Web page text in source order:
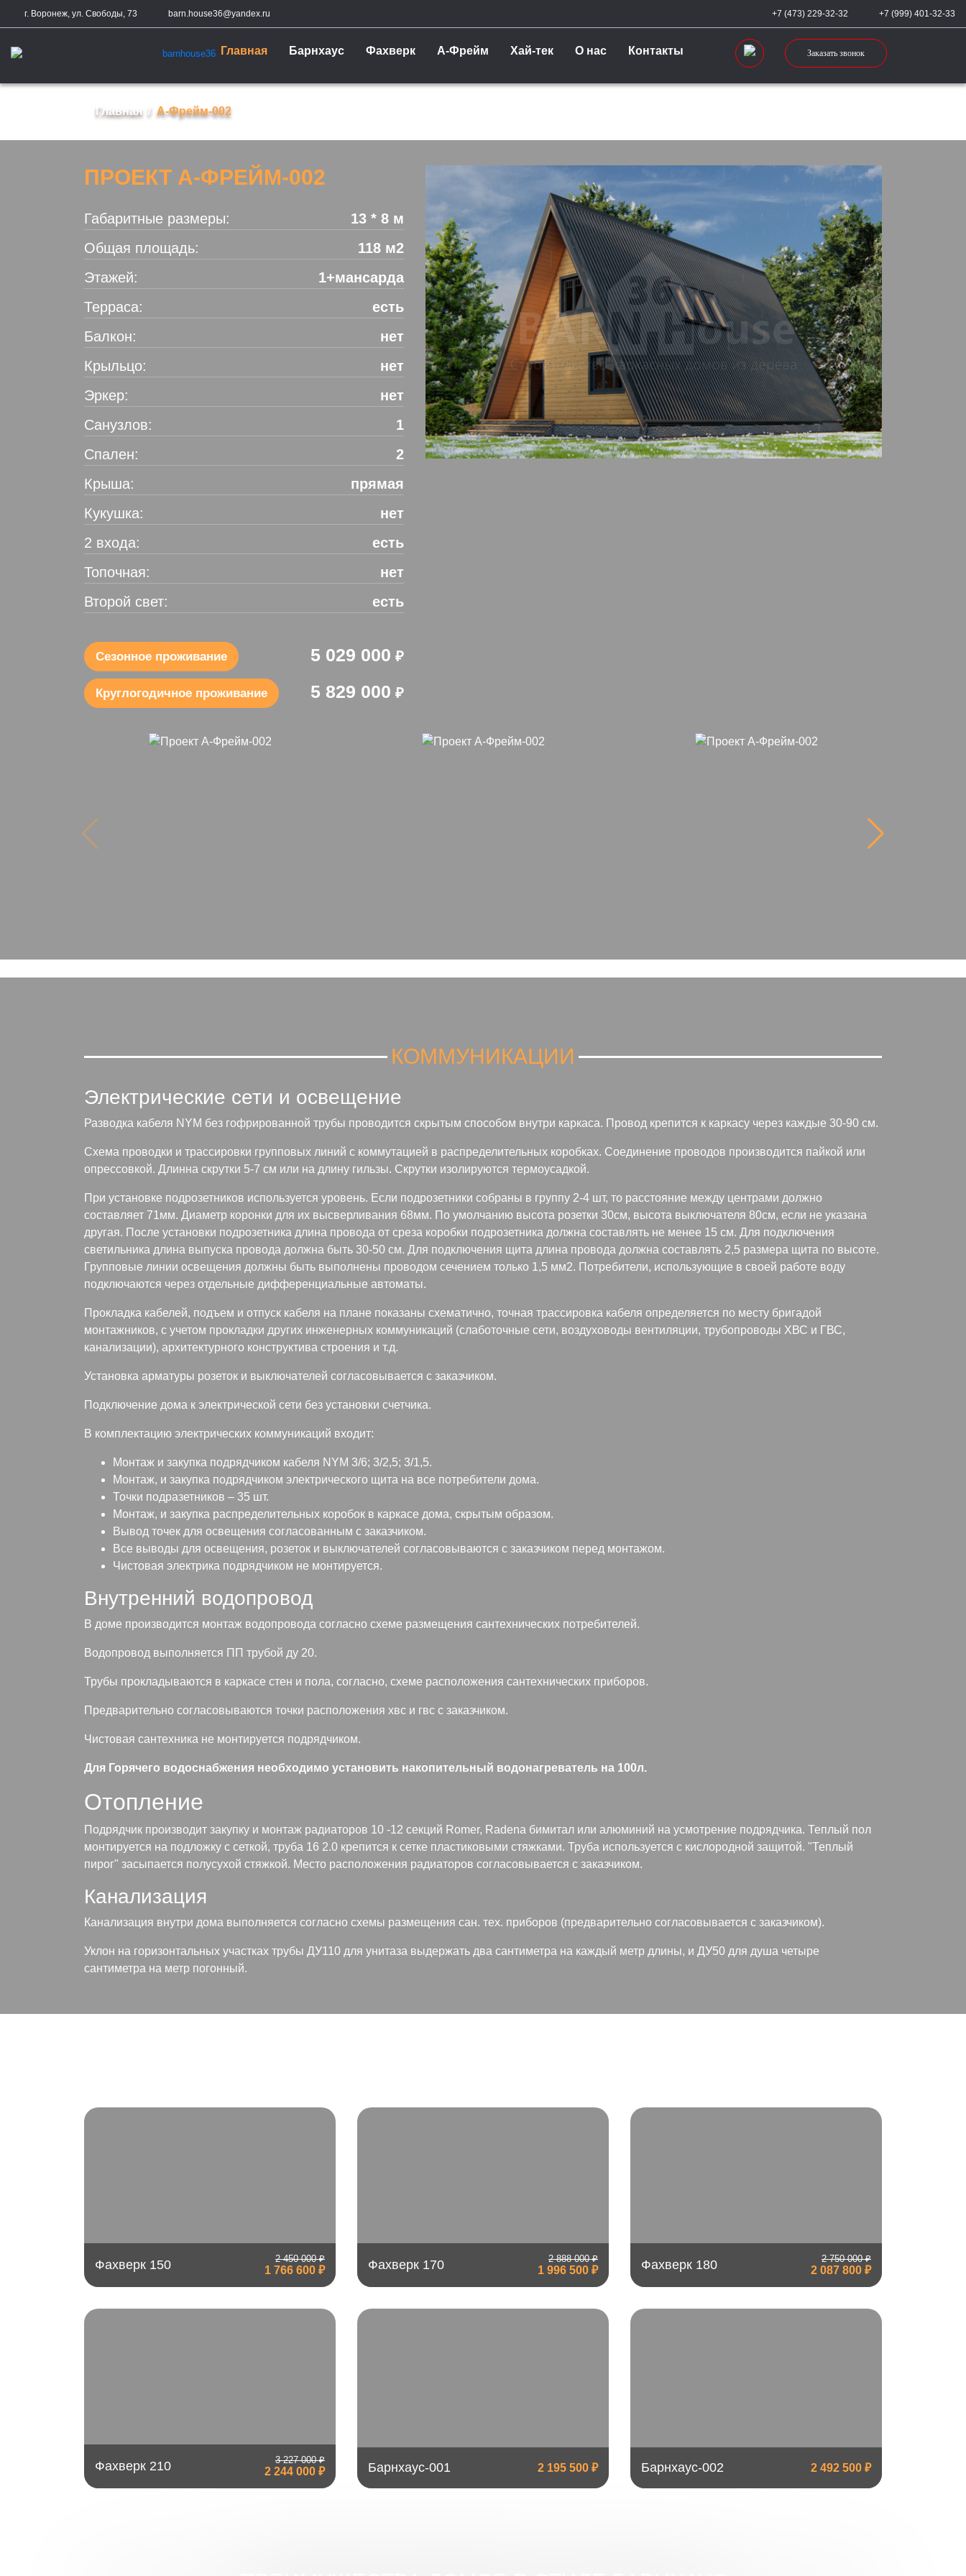
г. Воронеж, ул. Свободы, 73 barn.house36@yandex.ru +7 (473) 229-32-32 +7 (999) 401-32-33
Главная Барнхаус Фахверк А-Фрейм Хай-тек О нас Контакты Заказать звонок
Главная А-Фрейм-002
ПРОЕКТ А-ФРЕЙМ-002
Габаритные размеры:
13 * 8 м
Общая площадь:
118 м2
Этажей:
1+мансарда
Терраса:
есть
Балкон:
нет
Крыльцо:
нет
Эркер:
нет
Санузлов:
1
Спален:
2
Крыша:
прямая
Кукушка:
нет
2 входа:
есть
Топочная:
нет
Второй свет:
есть
Сезонное проживание 5 029 000 ₽
Круглогодичное проживание 5 829 000 ₽
КОММУНИКАЦИИ
Электрические сети и освещение
Разводка кабеля NYM без гофрированной трубы проводится скрытым способом внутри каркаса. Провод крепится к каркасу через каждые 30-90 см.
Схема проводки и трассировки групповых линий с коммутацией в распределительных коробках. Соединение проводов производится пайкой или
опрессовкой. Длинна скрутки 5-7 см или на длину гильзы. Скрутки изолируются термоусадкой.
При установке подрозетников используется уровень. Если подрозетники собраны в группу 2-4 шт, то расстояние между центрами должно
составляет 71мм. Диаметр коронки для их высверливания 68мм. По умолчанию высота розетки 30см, высота выключателя 80см, если не указана
другая. После установки подрозетника длина провода от среза коробки подрозетника должна составлять не менее 15 см. Для подключения
светильника длина выпуска провода должна быть 30-50 см. Для подключения щита длина провода должна составлять 2,5 размера щита по высоте.
Групповые линии освещения должны быть выполнены проводом сечением только 1,5 мм2. Потребители, использующие в своей работе воду
подключаются через отдельные дифференциальные автоматы.
Прокладка кабелей, подъем и отпуск кабеля на плане показаны схематично, точная трассировка кабеля определяется по месту бригадой
монтажников, с учетом прокладки других инженерных коммуникаций (слаботочные сети, воздуховоды вентиляции, трубопроводы ХВС и ГВС,
канализации), архитектурного конструктива строения и т.д.
Установка арматуры розеток и выключателей согласовывается с заказчиком.
Подключение дома к электрической сети без установки счетчика.
В комплектацию электрических коммуникаций входит:
Монтаж и закупка подрядчиком кабеля NYM 3/6; 3/2,5; 3/1,5.
Монтаж, и закупка подрядчиком электрического щита на все потребители дома.
Точки подразетников – 35 шт.
Монтаж, и закупка распределительных коробок в каркасе дома, скрытым образом.
Вывод точек для освещения согласованным с заказчиком.
Все выводы для освещения, розеток и выключателей согласовываются с заказчиком перед монтажом.
Чистовая электрика подрядчиком не монтируется.
Внутренний водопровод
В доме производится монтаж водопровода согласно схеме размещения сантехнических потребителей.
Водопровод выполняется ПП трубой ду 20.
Трубы прокладываются в каркасе стен и пола, согласно, схеме расположения сантехнических приборов.
Предварительно согласовываются точки расположения хвс и гвс с заказчиком.
Чистовая сантехника не монтируется подрядчиком.
Для Горячего водоснабжения необходимо установить накопительный водонагреватель на 100л.
Отопление
Подрядчик производит закупку и монтаж радиаторов 10 -12 секций Romer, Radena бимитал или алюминий на усмотрение подрядчика. Теплый пол
монтируется на подложку с сеткой, труба 16 2.0 крепится к сетке пластиковыми стяжками. Труба используется с кислородной защитой. "Теплый
пирог" засыпается полусухой стяжкой. Место расположения радиаторов согласовывается с заказчиком.
Канализация
Канализация внутри дома выполняется согласно схемы размещения сан. тех. приборов (предварительно согласовывается с заказчиком).
Уклон на горизонтальных участках трубы ДУ110 для унитаза выдержать два сантиметра на каждый метр длины, и ДУ50 для душа четыре
сантиметра на метр погонный.
Фахверк 150 2 450 000 ₽
1 766 600 ₽ Фахверк 170 2 888 000 ₽
1 996 500 ₽ Фахверк 180 2 750 000 ₽
2 087 800 ₽
Фахверк 210 3 227 000 ₽
2 244 000 ₽ Барнхаус-001 2 195 500 ₽ Барнхаус-002 2 492 500 ₽